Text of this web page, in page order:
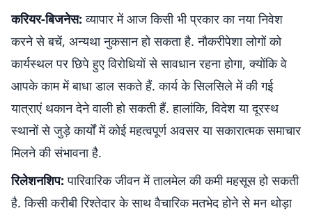
करियर-बिजनेस: व्यापार में आज किसी भी प्रकार का नया निवेश
करने से बचें, अन्यथा नुकसान हो सकता है. नौकरीपेशा लोगों को
कार्यस्थल पर छिपे हुए विरोधियों से सावधान रहना होगा, क्योंकि वे
आपके काम में बाधा डाल सकते हैं. कार्य के सिलसिले में की गई
यात्राएं थकान देने वाली हो सकती हैं. हालांकि, विदेश या दूरस्थ
स्थानों से जुड़े कार्यों में कोई महत्वपूर्ण अवसर या सकारात्मक समाचार
मिलने की संभावना है.
रिलेशनशिप: पारिवारिक जीवन में तालमेल की कमी महसूस हो सकती
है. किसी करीबी रिश्तेदार के साथ वैचारिक मतभेद होने से मन थोड़ा